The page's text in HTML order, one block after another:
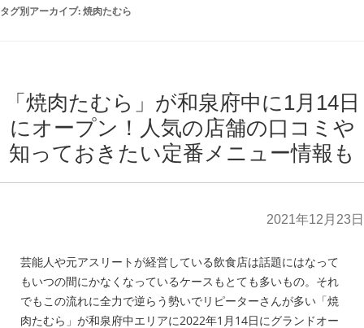
タグ別アーカイブ:焼肉たむら
「焼肉たむら」が和泉府中に1月14日
にオープン！人気の店舗の口コミや
知っておきたい定番メニュー情報も
2021年12月23日
芸能人や元アスリートが経営している飲食店は話題にはなって
もいつの間にかなくなっているケースもとても多いもの。それ
でもこの流れに全力で逆らう勢いでリピーターさんが多い「焼
肉たむら」が和泉府中エリアに2022年1月14日にグランドオー